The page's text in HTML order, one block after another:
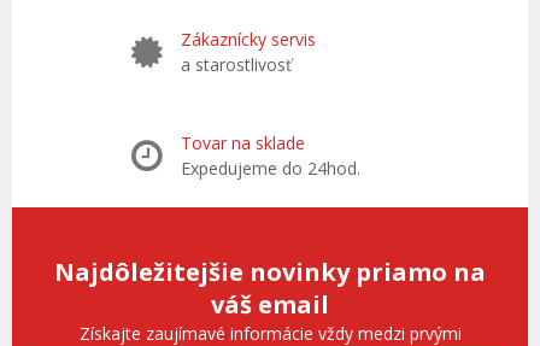
Zákaznícky servis
a starostlivosť
Tovar na sklade
Expedujeme do 24hod.
Najdôležitejšie novinky priamo na
váš email
Získajte zaujímavé informácie vždy medzi prvými